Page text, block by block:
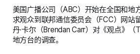
美国广播公司（ABC）开始在全国和地
求观众到联邦通信委员会（FCC）网站
丹·卡尔（Brendan Carr）对《观点》（
地方台的调查。